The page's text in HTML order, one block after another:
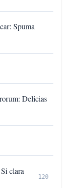
Spuma
Delicias
clara
120